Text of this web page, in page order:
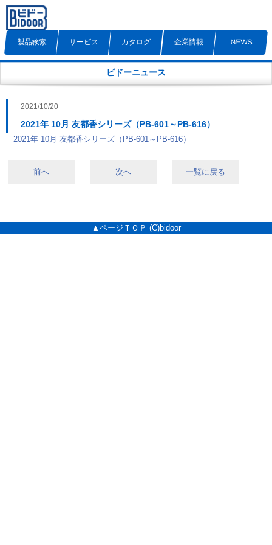
製品検索 サービス カタログ 企業情報 NEWS
ビドーニュース
2021/10/20
2021年 10月 友都香シリーズ（PB-601～PB-616）
2021年 10月 友都香シリーズ（PB-601～PB-616）
前へ 次へ 一覧に戻る
▲ページＴＯＰ (C)bidoor